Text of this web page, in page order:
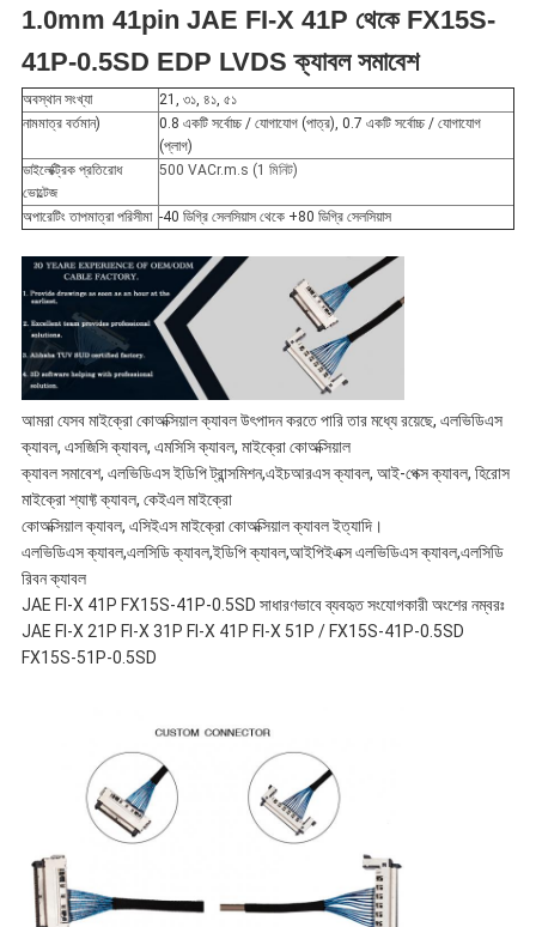
নীতি
1.0mm 41pin JAE FI-X 41P থেকে FX15S-
41P-0.5SD EDP LVDS ক্যাবল সমাবেশ
অবস্থান সংখ্যা
21, ৩১, ৪১, ৫১
নামমাত্র বর্তমান)
0.8 একটি সর্বোচ্চ / যোগাযোগ (পাত্র), 0.7 একটি সর্বোচ্চ / যোগাযোগ
(প্লাগ)
ডাইলেক্ট্রিক প্রতিরোধ
ভোল্টেজ
500 VACr.m.s (1 মিনিট)
অপারেটিং তাপমাত্রা পরিসীমা -40 ডিগ্রি সেলসিয়াস থেকে +80 ডিগ্রি সেলসিয়াস
আমরা যেসব মাইক্রো কোঅক্সিয়াল ক্যাবল উৎপাদন করতে পারি তার মধ্যে রয়েছে, এলভিডিএস
ক্যাবল, এসজিসি ক্যাবল, এমসিসি ক্যাবল, মাইক্রো কোঅক্সিয়াল
ক্যাবল সমাবেশ, এলভিডিএস ইডিপি ট্রান্সমিশন,এইচআরএস ক্যাবল, আই-পেক্স ক্যাবল, হিরোস
মাইক্রো শ্যাফ্ট ক্যাবল, কেইএল মাইক্রো
কোঅক্সিয়াল ক্যাবল, এসিইএস মাইক্রো কোঅক্সিয়াল ক্যাবল ইত্যাদি।
এলভিডিএস ক্যাবল,এলসিডি ক্যাবল,ইডিপি ক্যাবল,আইপিইএক্স এলভিডিএস ক্যাবল,এলসিডি
রিবন ক্যাবল
JAE FI-X 41P FX15S-41P-0.5SD সাধারণভাবে ব্যবহৃত সংযোগকারী অংশের নম্বরঃ
JAE FI-X 21P FI-X 31P FI-X 41P FI-X 51P / FX15S-41P-0.5SD
FX15S-51P-0.5SD